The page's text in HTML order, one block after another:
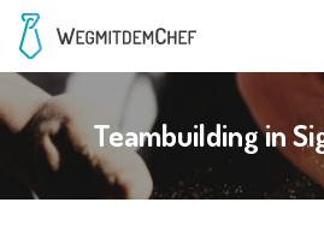
Teambuilding in